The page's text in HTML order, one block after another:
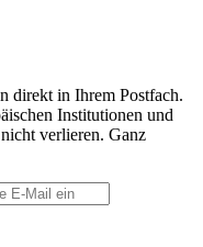
direkt in Ihrem Postfach.
Institutionen und
verlieren. Ganz